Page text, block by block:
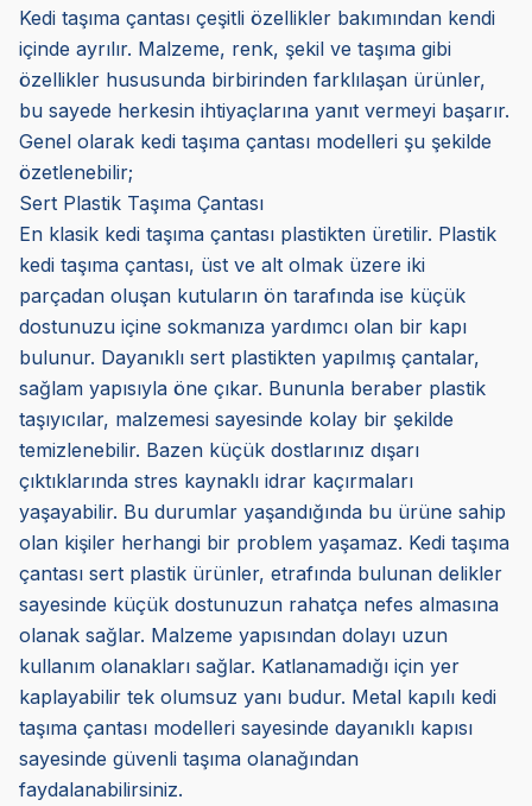
Kedi taşıma çantası çeşitli özellikler bakımından kendi
içinde ayrılır. Malzeme, renk, şekil ve taşıma gibi
özellikler hususunda birbirinden farklılaşan ürünler,
bu sayede herkesin ihtiyaçlarına yanıt vermeyi başarır.
Genel olarak kedi taşıma çantası modelleri şu şekilde
özetlenebilir;
Sert Plastik Taşıma Çantası
En klasik kedi taşıma çantası plastikten üretilir. Plastik
kedi taşıma çantası, üst ve alt olmak üzere iki
parçadan oluşan kutuların ön tarafında ise küçük
dostunuzu içine sokmanıza yardımcı olan bir kapı
bulunur. Dayanıklı sert plastikten yapılmış çantalar,
sağlam yapısıyla öne çıkar. Bununla beraber plastik
taşıyıcılar, malzemesi sayesinde kolay bir şekilde
temizlenebilir. Bazen küçük dostlarınız dışarı
çıktıklarında stres kaynaklı idrar kaçırmaları
yaşayabilir. Bu durumlar yaşandığında bu ürüne sahip
olan kişiler herhangi bir problem yaşamaz. Kedi taşıma
çantası sert plastik ürünler, etrafında bulunan delikler
sayesinde küçük dostunuzun rahatça nefes almasına
olanak sağlar. Malzeme yapısından dolayı uzun
kullanım olanakları sağlar. Katlanamadığı için yer
kaplayabilir tek olumsuz yanı budur. Metal kapılı kedi
taşıma çantası modelleri sayesinde dayanıklı kapısı
sayesinde güvenli taşıma olanağından
faydalanabilirsiniz.